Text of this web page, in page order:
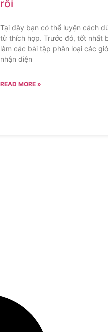
rỗi
Tại đây bạn có thể luyện cách
từ thích hợp. Trước đó, tốt nhất
làm các bài tập phân loại các
nhận diện
READ MORE »